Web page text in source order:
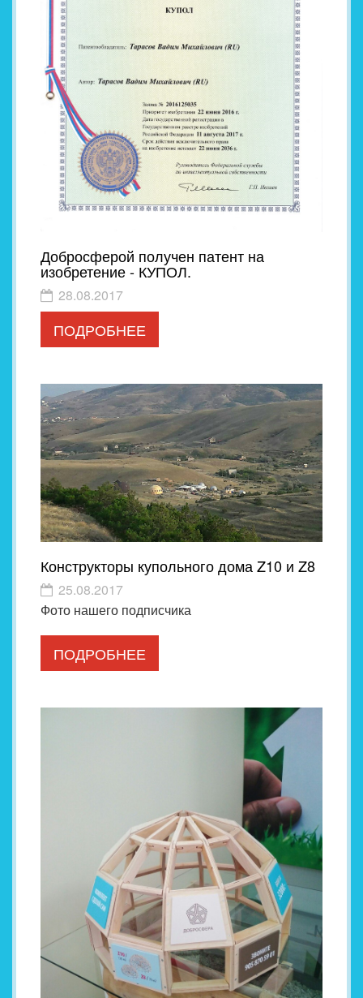
Добросферой получен патент на
изобретение - КУПОЛ.
28.08.2017
ПОДРОБНЕЕ
Конструкторы купольного дома Z10 и Z8
25.08.2017
Фото нашего подписчика
ПОДРОБНЕЕ